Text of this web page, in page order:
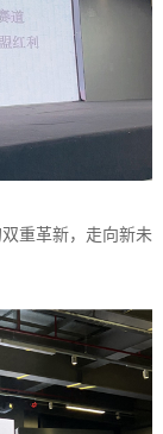
重革新，走向新未